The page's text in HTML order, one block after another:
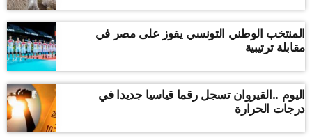
المنتخب الوطني التونسي يفوز على مصر في
مقابلة ترتيبية
اليوم ..القيروان تسجل رقما قياسيا جديدا في
درجات الحرارة